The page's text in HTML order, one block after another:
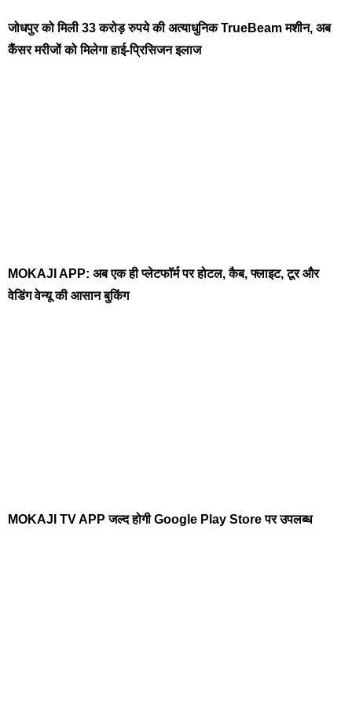
जोधपुर को मिली 33 करोड़ रुपये की अत्याधुनिक TrueBeam मशीन, अब
कैंसर मरीजों को मिलेगा हाई-प्रिसिजन इलाज
MOKAJI APP: अब एक ही प्लेटफॉर्म पर होटल, कैब, फ्लाइट, टूर और
वेडिंग वेन्यू की आसान बुकिंग
MOKAJI TV APP जल्द होगी Google Play Store पर उपलब्ध